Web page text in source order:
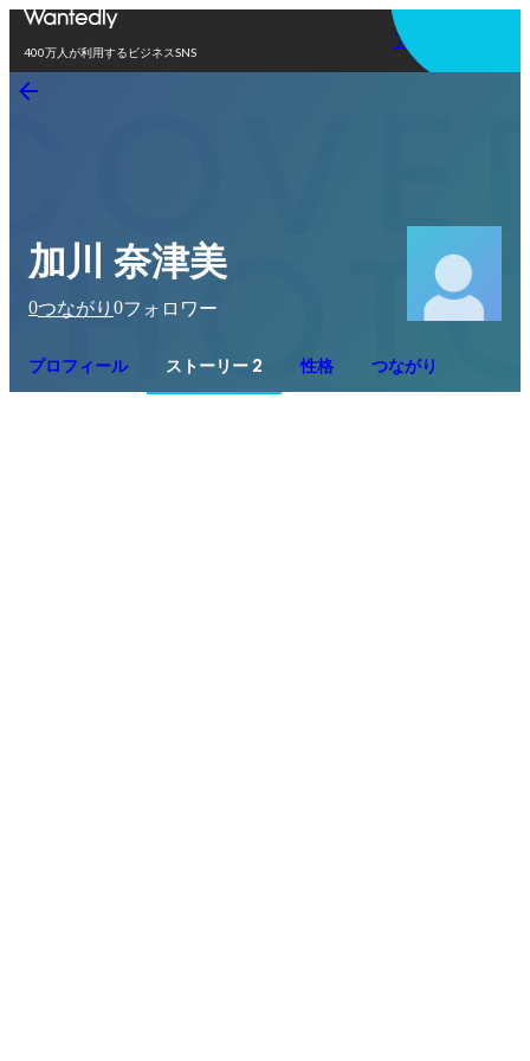
400万人が利用するビジネスSNS
アプリを使う
加川 奈津美
0つながり 0フォロワー
プロフィール ストーリー 2 性格 つながり